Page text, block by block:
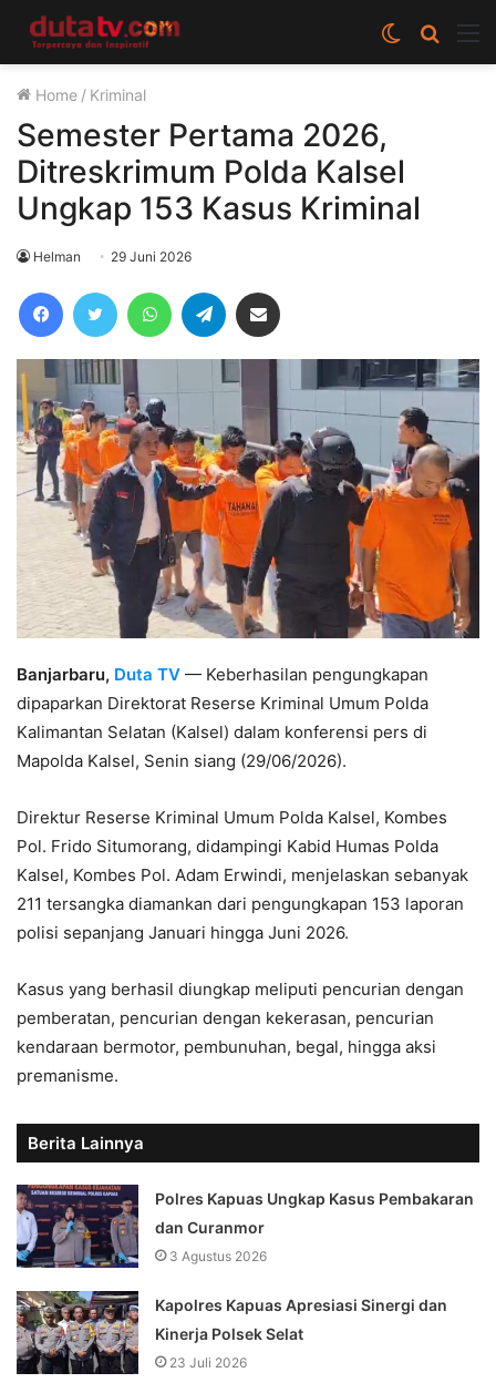
Cari
berita
Switch
skin
Home / Kriminal
Semester Pertama 2026,
Ditreskrimum Polda Kalsel
Ungkap 153 Kasus Kriminal
Helman 29 Juni 2026
FacebookTwitter WhatsAppTelegram
Banjarbaru, Duta TV — Keberhasilan pengungkapan
dipaparkan Direktorat Reserse Kriminal Umum Polda
Kalimantan Selatan (Kalsel) dalam konferensi pers di
Mapolda Kalsel, Senin siang (29/06/2026).
Direktur Reserse Kriminal Umum Polda Kalsel, Kombes
Pol. Frido Situmorang, didampingi Kabid Humas Polda
Kalsel, Kombes Pol. Adam Erwindi, menjelaskan sebanyak
211 tersangka diamankan dari pengungkapan 153 laporan
polisi sepanjang Januari hingga Juni 2026.
Kasus yang berhasil diungkap meliputi pencurian dengan
pemberatan, pencurian dengan kekerasan, pencurian
kendaraan bermotor, pembunuhan, begal, hingga aksi
premanisme.
Berita Lainnya
Polres Kapuas Ungkap Kasus Pembakaran
dan Curanmor
3 Agustus 2026
Kapolres Kapuas Apresiasi Sinergi dan
Kinerja Polsek Selat
23 Juli 2026